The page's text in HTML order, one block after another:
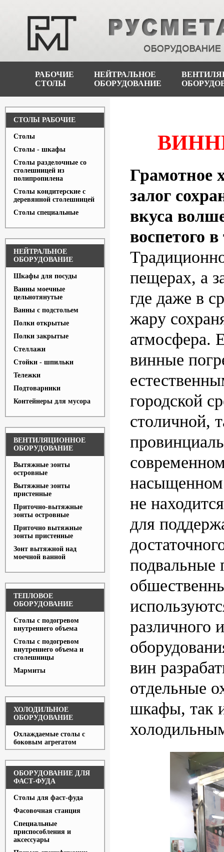
РАБОЧИЕ
СТОЛЫ
НЕЙТРАЛЬНОЕ
ОБОРУДОВАНИЕ
СТОЛЫ РАБОЧИЕ
Столы
Столы - шкафы
Столы разделочные со
столешницей из
полипропилена
Столы кондитерские с
деревянной столешницей
Столы специальные
НЕЙТРАЛЬНОЕ
ОБОРУДОВАНИЕ
Шкафы для посуды
Ванны моечные
цельнотянутые
Ванны с подстольем
Полки открытые
Полки закрытые
Стеллажи
Стойки - шпильки
Тележки
Подтоварники
Контейнеры для мусора
ВЕНТИЛЯЦИОННОЕ
ОБОРУДОВАНИЕ
Вытяжные зонты
островные
Вытяжные зонты
пристенные
Приточно-вытяжные
зонты островные
Приточно вытяжные
зонты пристенные
Зонт вытяжной над
моечной ванной
ТЕПЛОВОЕ
ОБОРУДОВАНИЕ
Столы с подогревом
внутреннего объема
Столы с подогревом
внутреннего объема и
столешницы
Мармиты
ХОЛОДИЛЬНОЕ
ОБОРУДОВАНИЕ
Охлаждаемые столы с
боковым агрегатом
ОБОРУДОВАНИЕ ДЛЯ
ФАСТ-ФУДА
Столы для фаст-фуда
Фасовочная станция
Специальные
приспособления и
аксессуары
Грамотное
залог
вкуса
воспетого
пещерах, а
где даже в
жару
атмосфера.
винные
городской
столичной,
не
для
различного
вин
отдельные
шкафы, так